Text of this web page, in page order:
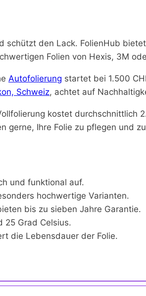
den Lack. FolienHub
Folien von Hexis, 3M
Autofolierung startet bei 1.500
Schweiz, achtet auf
kostet durchschnittlich
gerne, Ihre Folie zu pflegen und
und funktional auf.
hochwertige Varianten.
bis zu sieben Jahre Garantie.
25 Grad Celsius.
die Lebensdauer der Folie.